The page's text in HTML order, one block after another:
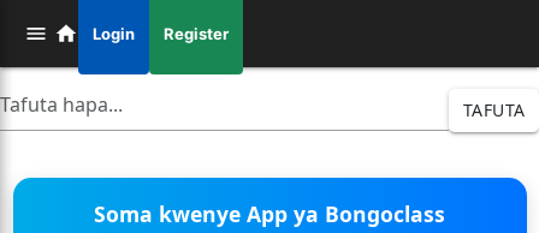
Login Register
TAFUTA
Soma kwenye App ya Bongoclass